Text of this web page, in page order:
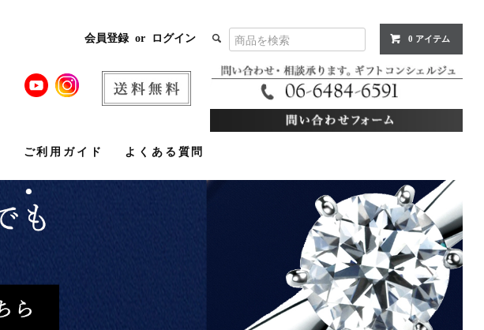
会員登録 or ログイン 0 アイテム
ご利用ガイド よくある質問